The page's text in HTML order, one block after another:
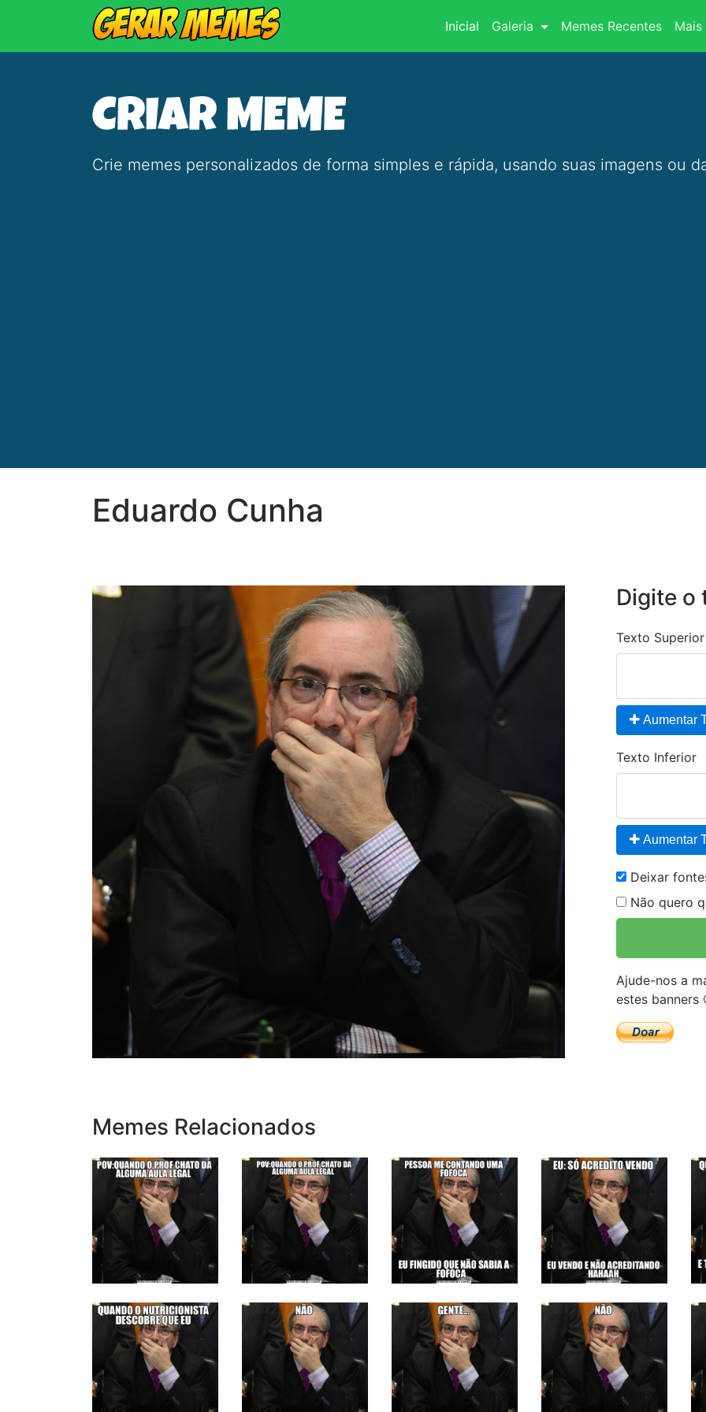
Inicial(current)
Galeria Memes Recentes
CRIAR MEME
Crie memes personalizados de forma simples e rápida, usando suas imagens ou
Eduardo Cunha
Digite o
Texto Superior
Aumentar
Texto Inferior
Aumentar
Deixar
Não quero
Ajude-nos a
estes banners
Memes Relacionados